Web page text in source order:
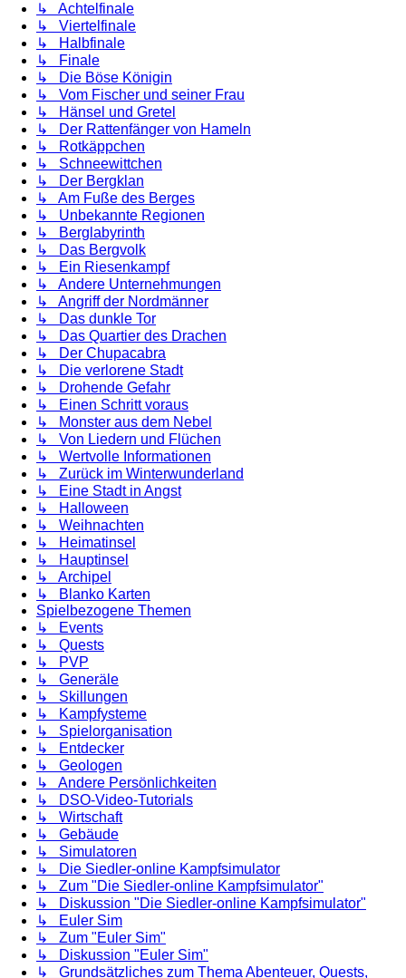
↳ Achtelfinale
↳ Viertelfinale
↳ Halbfinale
↳ Finale
↳ Die Böse Königin
↳ Vom Fischer und seiner Frau
↳ Hänsel und Gretel
↳ Der Rattenfänger von Hameln
↳ Rotkäppchen
↳ Schneewittchen
↳ Der Bergklan
↳ Am Fuße des Berges
↳ Unbekannte Regionen
↳ Berglabyrinth
↳ Das Bergvolk
↳ Ein Riesenkampf
↳ Andere Unternehmungen
↳ Angriff der Nordmänner
↳ Das dunkle Tor
↳ Das Quartier des Drachen
↳ Der Chupacabra
↳ Die verlorene Stadt
↳ Drohende Gefahr
↳ Einen Schritt voraus
↳ Monster aus dem Nebel
↳ Von Liedern und Flüchen
↳ Wertvolle Informationen
↳ Zurück im Winterwunderland
↳ Eine Stadt in Angst
↳ Halloween
↳ Weihnachten
↳ Heimatinsel
↳ Hauptinsel
↳ Archipel
↳ Blanko Karten
Spielbezogene Themen
↳ Events
↳ Quests
↳ PVP
↳ Generäle
↳ Skillungen
↳ Kampfysteme
↳ Spielorganisation
↳ Entdecker
↳ Geologen
↳ Andere Persönlichkeiten
↳ DSO-Video-Tutorials
↳ Wirtschaft
↳ Gebäude
↳ Simulatoren
↳ Die Siedler-online Kampfsimulator
↳ Zum "Die Siedler-online Kampfsimulator"
↳ Diskussion "Die Siedler-online Kampfsimulator"
↳ Euler Sim
↳ Zum "Euler Sim"
↳ Diskussion "Euler Sim"
↳ Grundsätzliches zum Thema Abenteuer, Quests,